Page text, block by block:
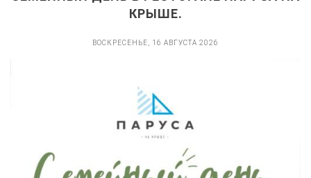
КРЫШЕ.
ВОСКРЕСЕНЬЕ, 16 АВГУСТА 2026